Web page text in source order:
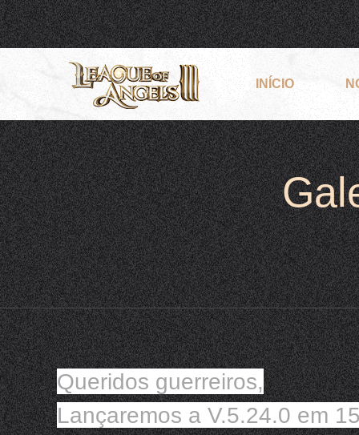
INÍCIO
Queridos guerreiros,
Lançaremos a V.5.24.0 em